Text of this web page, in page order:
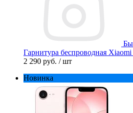
Гарнитура беспроводная
2 290 руб. / шт
Новинка